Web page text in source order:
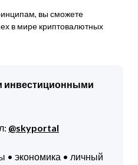
вы сможете
в мире криптовалютных
инвестиционными
@skyportal
• экономика • личный